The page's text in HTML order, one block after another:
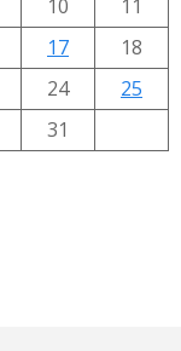
10
11
17
18
24
25
31